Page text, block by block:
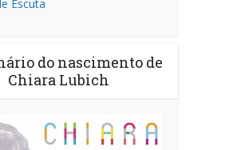
Escuta
do nascimento de
Chiara Lubich